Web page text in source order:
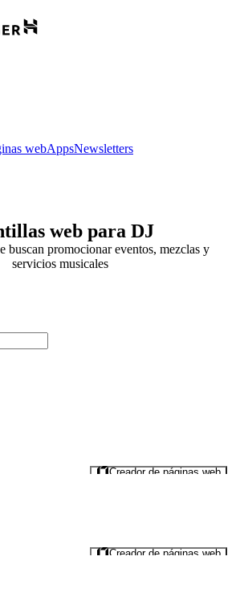
webAppsNewsletters
web para DJ
buscan promocionar eventos, mezclas y
servicios musicales
Creador de páginas web
Creador de páginas web